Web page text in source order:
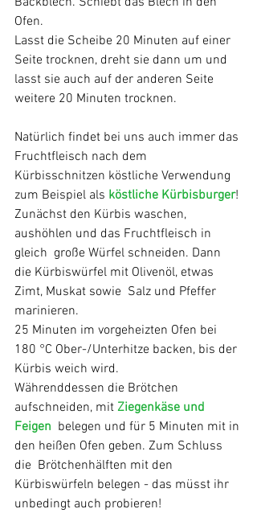
Ofen.
Lasst die Scheibe 20 Minuten auf einer
Seite trocknen, dreht sie dann um und
lasst sie auch auf der anderen Seite
weitere 20 Minuten trocknen.
Natürlich findet bei uns auch immer das
Fruchtfleisch nach dem
Kürbisschnitzen köstliche Verwendung
zum Beispiel als köstliche Kürbisburger!
Zunächst den Kürbis waschen,
aushöhlen und das Fruchtfleisch in
gleich  große Würfel schneiden. Dann
die Kürbiswürfel mit Olivenöl, etwas
Zimt, Muskat sowie  Salz und Pfeffer
marinieren.
25 Minuten im vorgeheizten Ofen bei
180 °C Ober-/Unterhitze backen, bis der
Kürbis weich wird.
Währenddessen die Brötchen
aufschneiden, mit Ziegenkäse und
Feigen
  belegen und für 5 Minuten mit in
den heißen Ofen geben. Zum Schluss
die  Brötchenhälften mit den
Kürbiswürfeln belegen - das müsst ihr
unbedingt auch probieren!